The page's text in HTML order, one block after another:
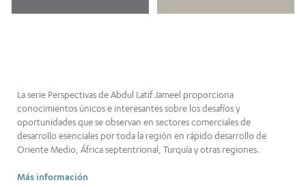
La serie Perspectivas de Abdul Latif Jameel proporciona
conocimientos únicos e interesantes sobre los desafíos y
oportunidades que se observan en sectores comerciales de
desarrollo esenciales por toda la región en rápido desarrollo de
Oriente Medio, África septentrional, Turquía y otras regiones.
Más información